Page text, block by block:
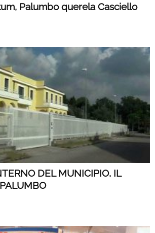
Palumbo querela Casciello
DEL MUNICIPIO, IL